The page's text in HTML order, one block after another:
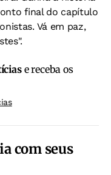
final do capítulo
Vá em paz,
e receba os
com seus